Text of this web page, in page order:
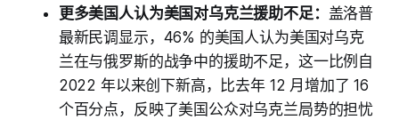
更多美国人认为美国对乌克兰援助不足： 盖洛普
最新民调显示，46% 的美国人认为美国对乌克
兰在与俄罗斯的战争中的援助不足，这一比例自
2022 年以来创下新高，比去年 12 月增加了 16
个百分点，反映了美国公众对乌克兰局势的担忧